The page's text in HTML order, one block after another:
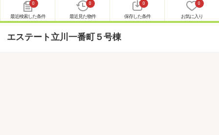
0
最近検索した条件
0
最近見た物件
0
保存した条件
0
お気に入り
エステート立川一番町５号棟